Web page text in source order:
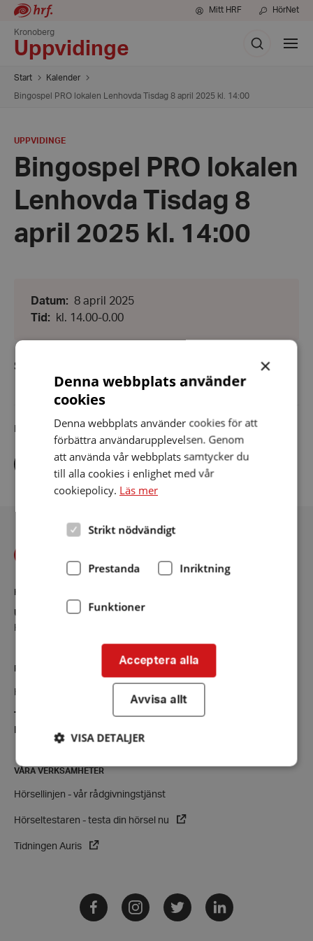
Mitt HRF HörNet
Kronoberg
Uppvidinge
Sök
Visa
meny
Start Kalender
Bingospel PRO lokalen Lenhovda Tisdag 8 april 2025 kl. 14:00
PLATS:
UPPVIDINGE
Bingospel PRO lokalen
Lenhovda Tisdag 8
april 2025 kl. 14:00
Datum: Datum:
8
april
8 april 2025
Tid :
Från:
14.00
0.00
kl. 14.00-0.00
SERVING FIKA
Dela artikeln i sociala medier
via
facebook
Dela
twitter
Dela
linkedin
Uppvidinge
Hörselskadades Riksförbund (HRF)
Tel:
08-457 55 00 (växel)
hrf@hrf.se
VÅRA VERKSAMHETER
Hörsellinjen - vår rådgivningstjänst
Hörseltestaren - testa din hörsel nu
Tidningen Auris
FacebookInstagramTwitter LinkedIn
×
Denna webbplats använder
cookies
Denna webbplats använder cookies för att
förbättra användarupplevelsen. Genom
att använda vår webbplats samtycker du
till alla cookies i enlighet med vår
cookiepolicy. Läs mer
Strikt nödvändigt
Prestanda Inriktning
Funktioner
Acceptera alla
Avvisa allt
VISA DETALJER
Strikt nödvändigt Prestanda
Funktioner
Strikt nödvändiga kakor tillåter
Namn